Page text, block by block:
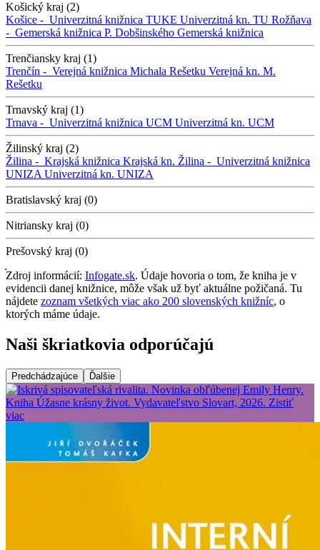
Košický kraj (2)
Košice - Univerzitná knižnica TUKE Univerzitná kn. TU Rožňava
- Gemerská knižnica P. Dobšinského Gemerská knižnica
Trenčiansky kraj (1)
Trenčín - Verejná knižnica Michala Rešetku Verejná kn. M.
Rešetku
Trnavský kraj (1)
Trnava - Univerzitná knižnica UCM Univerzitná kn. UCM
Žilinský kraj (2)
Žilina - Krajská knižnica Krajská kn. Žilina - Univerzitná knižnica
UNIZA Univerzitná kn. UNIZA
Bratislavský kraj (0)
Nitriansky kraj (0)
Prešovský kraj (0)
Zdroj informácií: Infogate.sk. Údaje hovoria o tom, že kniha je v
evidencii danej knižnice, môže však už byť aktuálne požičaná. Tu
nájdete zoznam všetkých viac ako 200 slovenských knižníc, o
ktorých máme údaje.
Naši škriatkovia odporúčajú
Predchádzajúce Ďalšie